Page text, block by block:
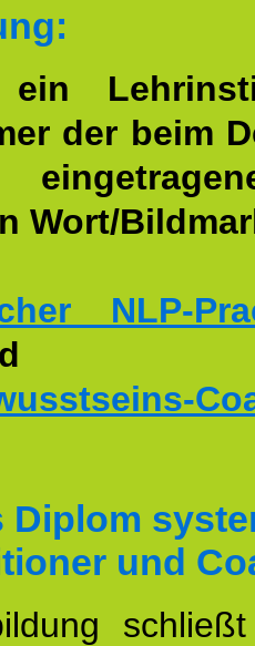
der beim
Wort/
NLP-
Diplom
und